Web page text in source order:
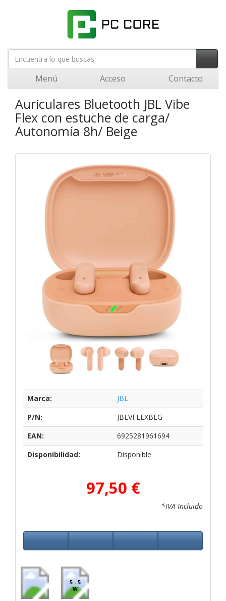
Menú Acceso Contacto
Auriculares Bluetooth JBL Vibe
Flex con estuche de carga/
Autonomía 8h/ Beige
Marca:
JBL
P/N:
JBLVFLEXBEG
EAN:
6925281961694
Disponibilidad:
Disponible
97,50 €
*IVA Incluido
5 - 5
W